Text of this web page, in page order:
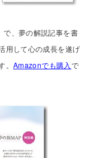
で、夢の解説記事を書
用して心の成長を遂げ
Amazonでも購入 で